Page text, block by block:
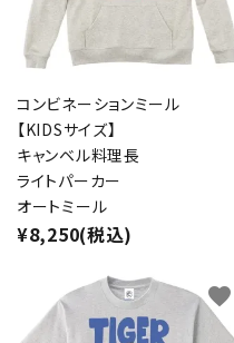
コンビネーションミール
【KIDSサイズ】
キャンベル料理長
ライトパーカー
オートミール
¥8,250(税込)
favorite